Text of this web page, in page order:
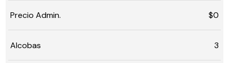
Precio Admin. $0
Alcobas 3